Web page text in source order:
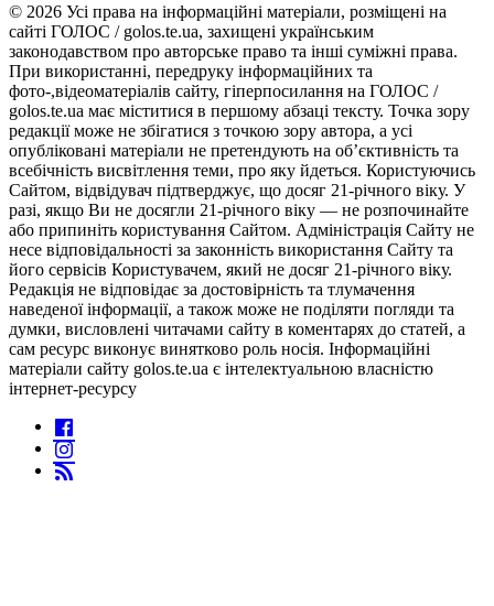
© 2026 Усі права на інформаційні матеріали, розміщені на
сайті ГОЛОС / golos.te.ua, захищені українським
законодавством про авторське право та інші суміжні права.
При використанні, передруку інформаційних та
фото-,відеоматеріалів сайту, гіперпосилання на ГОЛОС /
golos.te.ua має міститися в першому абзаці тексту. Точка зору
редакції може не збігатися з точкою зору автора, а усі
опубліковані матеріали не претендують на об’єктивність та
всебічність висвітлення теми, про яку йдеться. Користуючись
Сайтом, відвідувач підтверджує, що досяг 21-річного віку. У
разі, якщо Ви не досягли 21-річного віку — не розпочинайте
або припиніть користування Сайтом. Адміністрація Сайту не
несе відповідальності за законність використання Сайту та
його сервісів Користувачем, який не досяг 21-річного віку.
Редакція не відповідає за достовірність та тлумачення
наведеної інформації, а також може не поділяти погляди та
думки, висловлені читачами сайту в коментарях до статей, а
сам ресурс виконує винятково роль носія. Інформаційні
матеріали сайту golos.te.ua є інтелектуальною власністю
інтернет-ресурсу